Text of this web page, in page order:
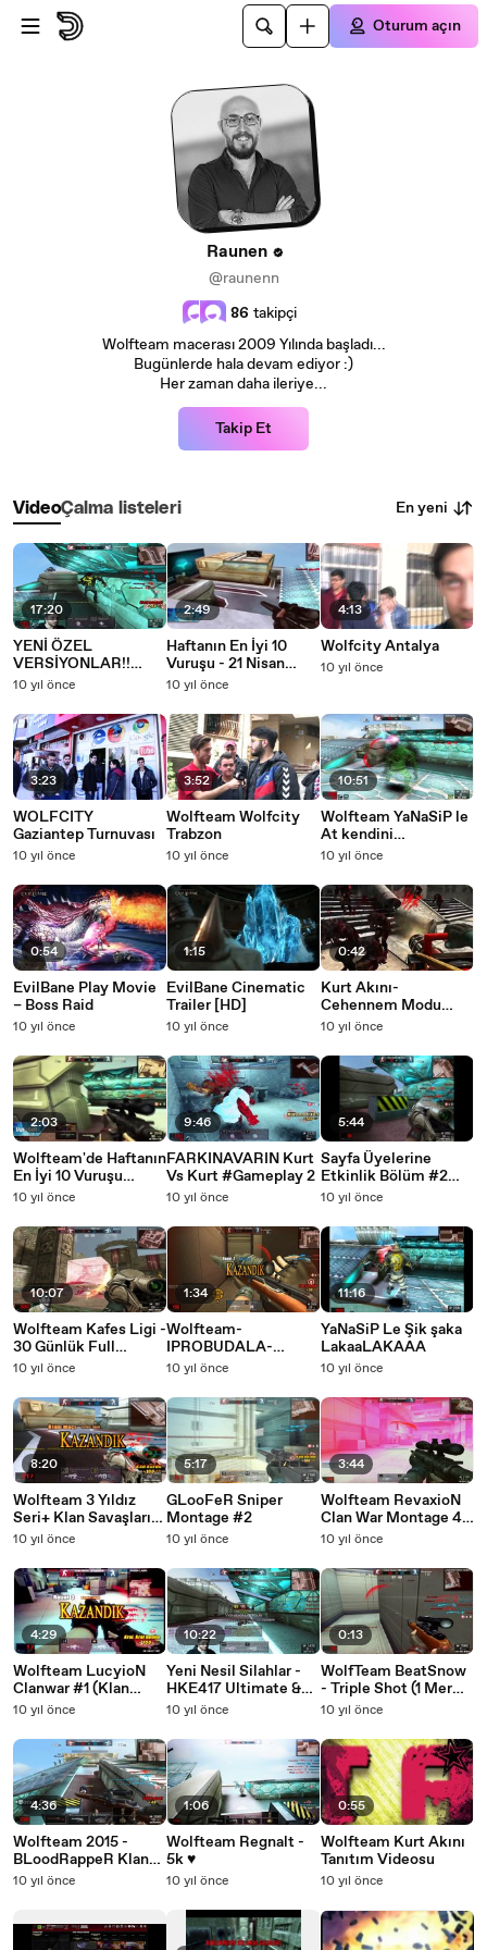
Ana içeriğe atla
Oturum açın
Raunen
@raunenn
86 takipçi
Wolfteam macerası 2009 Yılında başladı...
Bugünlerde hala devam ediyor :)
Her zaman daha ileriye...
Takip Et
VideoÇalma listeleri En yeni
17:20
YENİ ÖZEL
VERSİYONLAR!!
YENİ YAMA
10 yıl önce
3:23
WOLFCITY
Gaziantep Turnuvası
10 yıl önce
0:54
EvilBane Play Movie
– Boss Raid
10 yıl önce
2:03
Wolfteam'de Haftanın
En İyi 10 Vuruşu
Yeniden Sizlerle!
10 yıl önce
10:07
Wolfteam Kafes Ligi -
30 Günlük Full
Envanter Hediyeleri!!
10 yıl önce
8:20
Wolfteam 3 Yıldız
Seri+ Klan Savaşları
#1
10 yıl önce
4:29
Wolfteam LucyioN
Clanwar #1 (Klan
Savaşları)
10 yıl önce
4:36
Wolfteam 2015 -
BLoodRappeR Klan
Savaşları 3 !!
10 yıl önce
2:49
Haftanın En İyi 10
Vuruşu - 21 Nisan
2016
10 yıl önce
3:52
Wolfteam Wolfcity
Trabzon
10 yıl önce
1:15
EvilBane Cinematic
Trailer [HD]
10 yıl önce
9:46
FARKINAVARIN Kurt
Vs Kurt #Gameplay 2
10 yıl önce
1:34
Wolfteam-
IPROBUDALA-
Sniper-Montage-
10 yıl önce
5:17
GLooFeR Sniper
Montage #2
10 yıl önce
10:22
Yeni Nesil Silahlar -
HKE417 Ultimate &
KSZ-TC ile
(Wolfteam)
10 yıl önce
1:06
Wolfteam Regnalt -
5k ♥
10 yıl önce
4:13
Wolfcity Antalya
10 yıl önce
10:51
Wolfteam YaNaSiP le
At kendini
GirisLERE) HD
10 yıl önce
0:42
Kurt Akını-
Cehennem Modu
Tanıtım Videosu
10 yıl önce
5:44
Sayfa Üyelerine
Etkinlik Bölüm #2
(Ateş ve Barut)
10 yıl önce
11:16
YaNaSiP Le Şik şaka
LakaaLAKAAA
10 yıl önce
3:44
Wolfteam RevaxioN
Clan War Montage 4
Break # (Klan
10 yıl önce
0:13
WolfTeam BeatSnow
- Triple Shot (1 Mermi
3 Adam + Quick +
10 yıl önce
0:55
Wolfteam Kurt Akını
Tanıtım Videosu
10 yıl önce